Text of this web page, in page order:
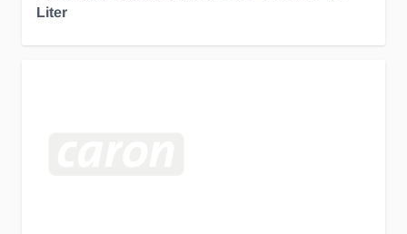
Liter